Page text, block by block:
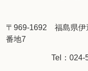
〒969-1692 福島県伊
番地7
Tel：024-